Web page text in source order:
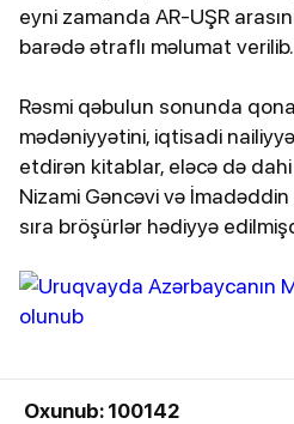
eyni zamanda AR-UŞR
barədə ətraflı məlumat verilib.
Rəsmi qəbulun sonunda
mədəniyyətini, iqtisadi
etdirən kitablar, eləcə də
Nizami Gəncəvi və
sıra bröşürlər hədiyyə
Oxunub: 100142